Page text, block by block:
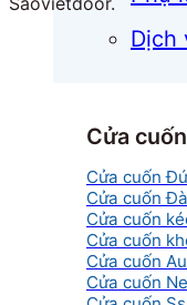
Dịch
Cửa cuốn
Cửa cuốn
Cửa cuốn
Cửa cuốn
Cửa cuốn
Cửa cuốn
Cửa cuốn